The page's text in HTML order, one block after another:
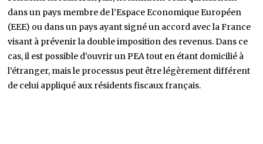
dans un pays membre de l’Espace Economique Européen
(EEE) ou dans un pays ayant signé un accord avec la France
visant à prévenir la double imposition des revenus. Dans ce
cas, il est possible d’ouvrir un PEA tout en étant domicilié à
l’étranger, mais le processus peut être légèrement différent
de celui appliqué aux résidents fiscaux français.